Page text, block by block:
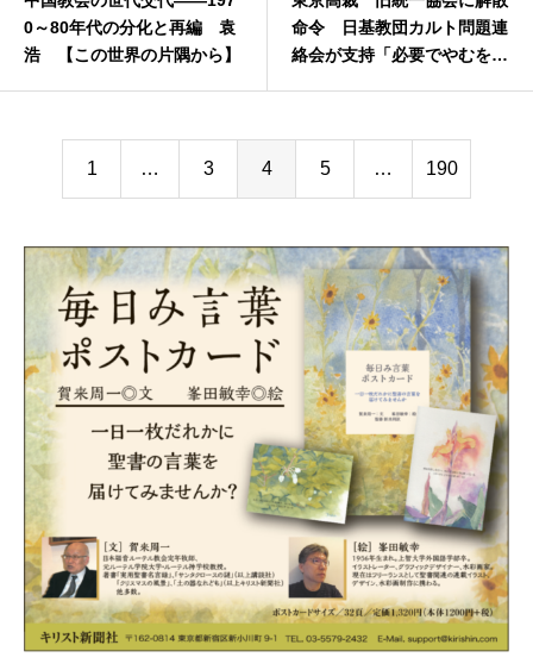
0～80年代の分化と再編 袁
浩 【この世界の片隅から】
命令 日基教団カルト問題連
絡会が支持「必要でやむを得
1 … 3 4 5 … 190